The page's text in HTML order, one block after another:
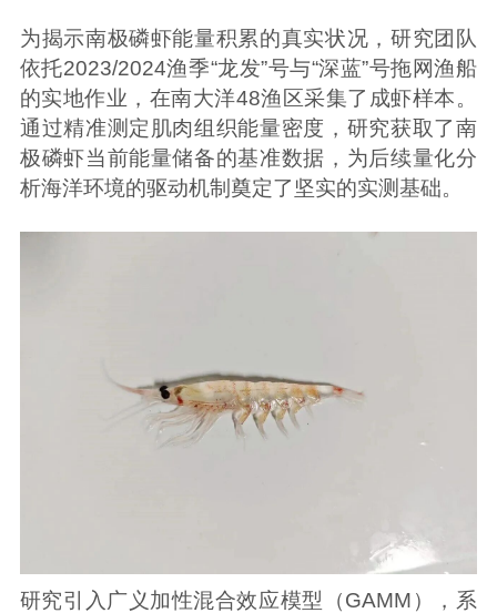
为揭示南极磷虾能量积累的真实状况，研究团队
依托2023/2024渔季“龙发”号与“深蓝”号拖网渔船
的实地作业，在南大洋48渔区采集了成虾样本。
通过精准测定肌肉组织能量密度，研究获取了南
极磷虾当前能量储备的基准数据，为后续量化分
析海洋环境的驱动机制奠定了坚实的实测基础。
研究引入广义加性混合效应模型（GAMM），系